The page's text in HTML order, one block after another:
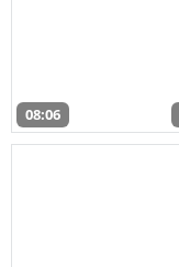
08:06